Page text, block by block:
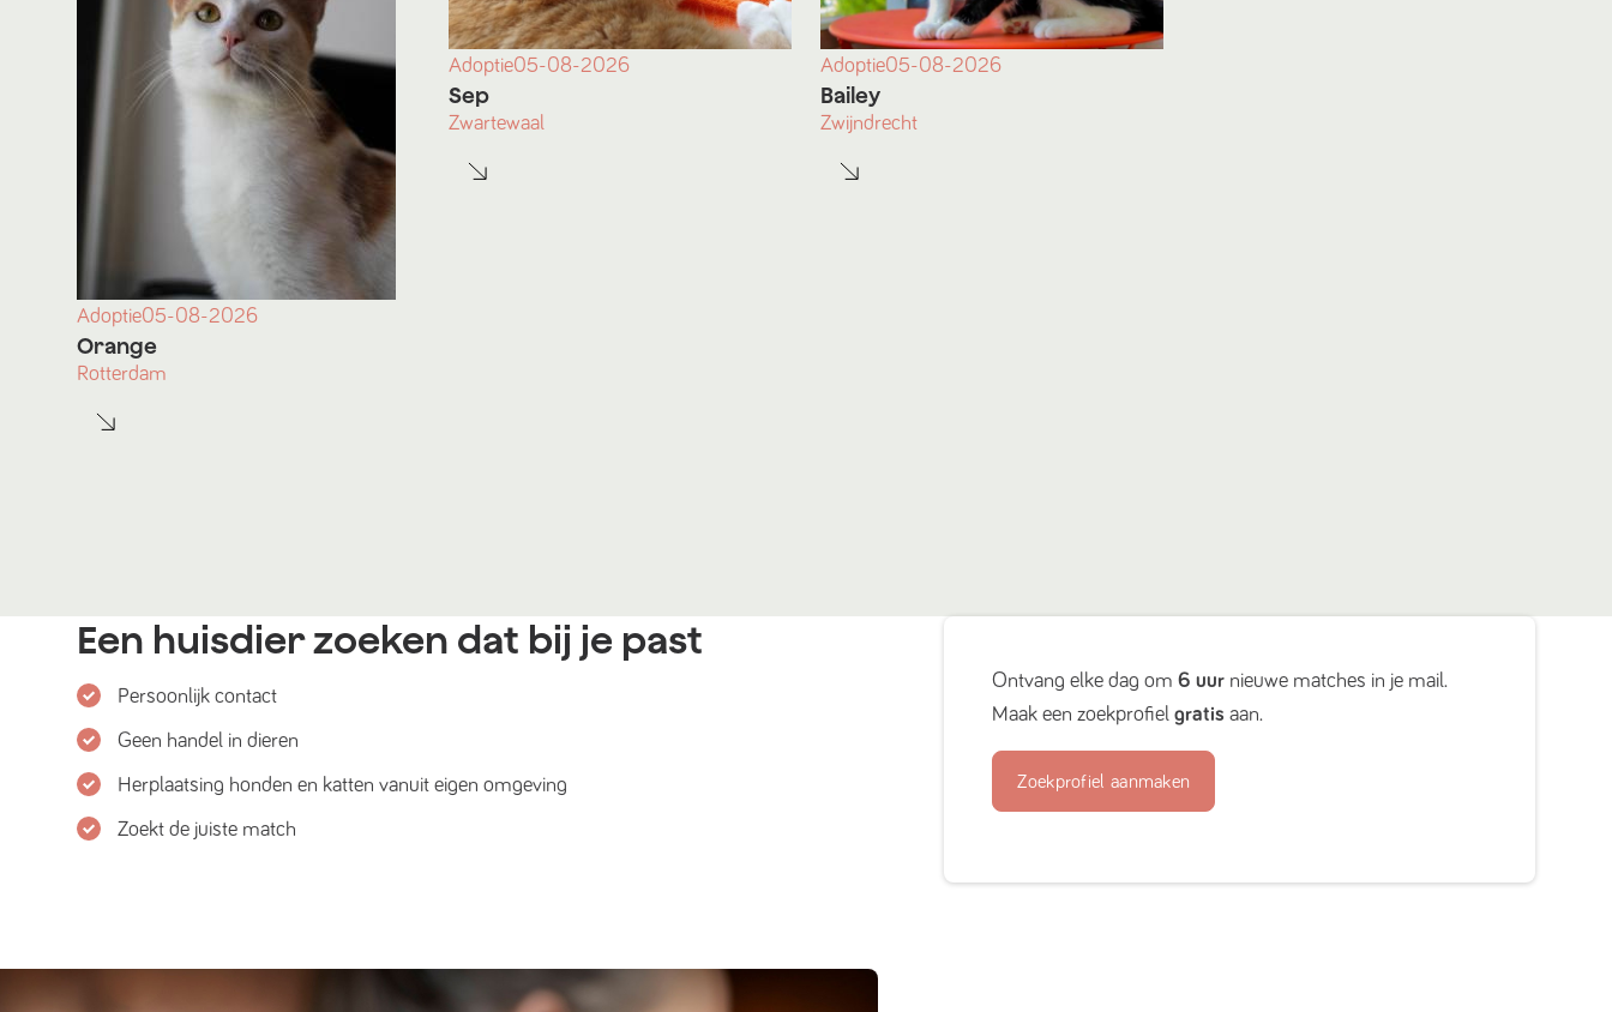
Adoptie05-08-2026
Orange
Rotterdam
Adoptie05-08-2026
Sep
Zwartewaal
Adoptie05-08-2026
Bailey
Zwijndrecht
Een huisdier zoeken dat bij je past
Persoonlijk contact
Geen handel in dieren
Herplaatsing honden en katten vanuit eigen omgeving
Zoekt de juiste match
Ontvang elke dag om6 uur nieuwe matches in je mail.
Maak een zoekprofielgratis aan.
Zoekprofiel aanmaken